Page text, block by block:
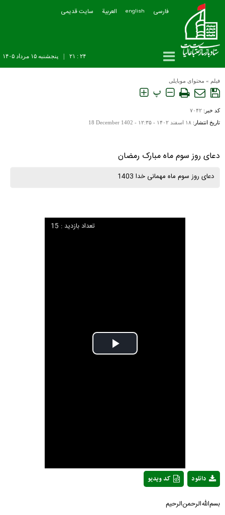
فارسی english العربیة سایت قدیمی
پنجشنبه ۱۵ مرداد ۱۴۰۵ ۲۴ : ۲۱
فیلم » محتوای موبایلی
پ
کد خبر: ۷۰۴۲
تاریخ انتشار: ۱۸ اسفند ۱۴۰۲ - ۱۲:۳۵ - 18 December 1402
دعای روز سوم ماه مبارک رمضان
دعای روز سوم ماه مهمانی خدا 1403
Play
تعداد بازدید : 15
کد ویدیو دانلود
بسم‌الله‌الرحمن‌الرحیم